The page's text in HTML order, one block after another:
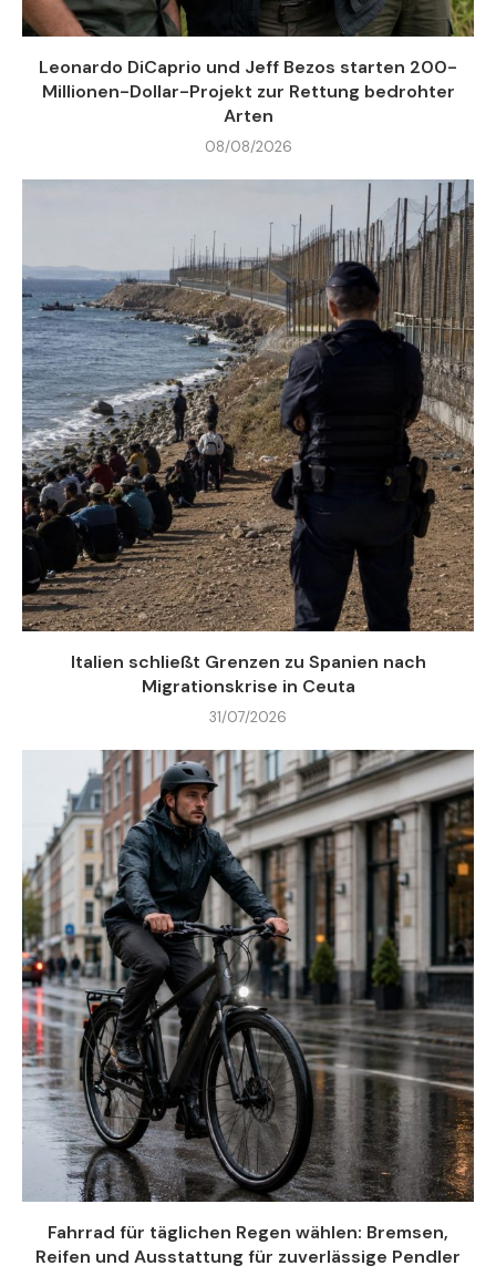
Leonardo DiCaprio und Jeff Bezos starten 200-
Millionen-Dollar-Projekt zur Rettung bedrohter
Arten
08/08/2026
Italien schließt Grenzen zu Spanien nach
Migrationskrise in Ceuta
31/07/2026
Fahrrad für täglichen Regen wählen: Bremsen,
Reifen und Ausstattung für zuverlässige Pendler